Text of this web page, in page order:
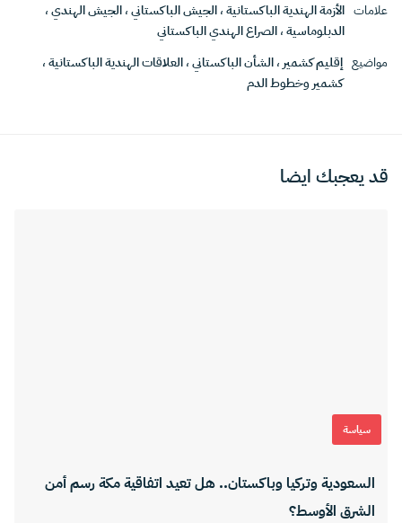
علامات الأزمة الهندية الباكستانية،الجيش الباكستاني،الجيش الهندي،
الدبلوماسية،الصراع الهندي الباكستاني
مواضيع إقليم كشمير،الشأن الباكستاني،العلاقات الهندية الباكستانية،
كشمير وخطوط الدم
قد يعجبك ايضا
سياسة
السعودية وتركيا وباكستان.. هل تعيد اتفاقية مكة رسم أمن
الشرق الأوسط؟